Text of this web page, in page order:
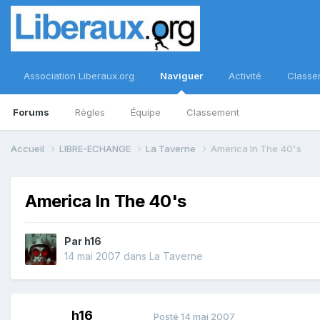
Association Liberaux.org Naviguer
Forums Règles Équipe Classement
Activité
Accueil LIBRE-ECHANGE La Taverne America In The 40's
America In The 40's
Par h16
14 mai 2007 dans La Taverne
h16 Posté 14 mai 2007